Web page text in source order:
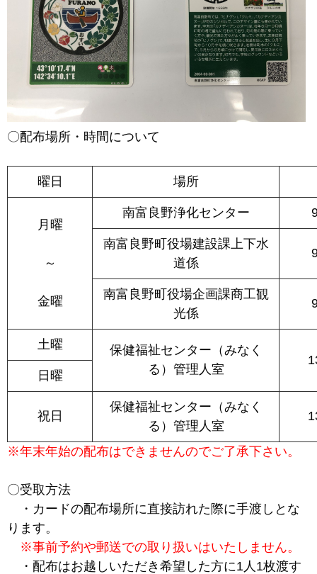
〇配布場所・時間について
曜日 場所
月曜
～
金曜
南富良野浄化センター
南富良野町役場建設課上下水
道係
南富良野町役場企画課商工観
光係
土曜
保健福祉センター（みなく
る）管理人室
日曜
祝日
保健福祉センター（みなく
る）管理人室
※年末年始の配布はできませんのでご了承下さい。
〇受取方法
・カードの配布場所に直接訪れた際に手渡しとな
ります。
※事前予約や郵送での取り扱いはいたしません。
・配布はお越しいただき希望した方に1人1枚渡す